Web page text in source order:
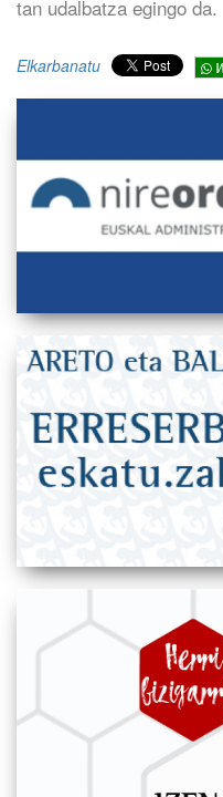
tan udalbatza egingo da.
Elkarbanatu